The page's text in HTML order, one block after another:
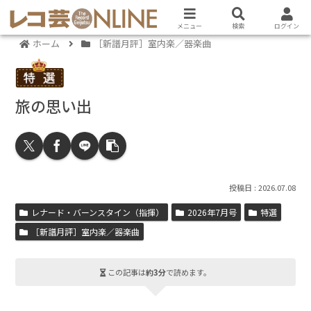
ホーム ［新譜月評］室内楽／器楽曲
旅の思い出
2026.07.08
レナード・バーンスタイン（指揮） 2026年7月号
特選
［新譜月評］室内楽／器楽曲
この記事は約3分で読めます。
メニュー 検索 ログイン